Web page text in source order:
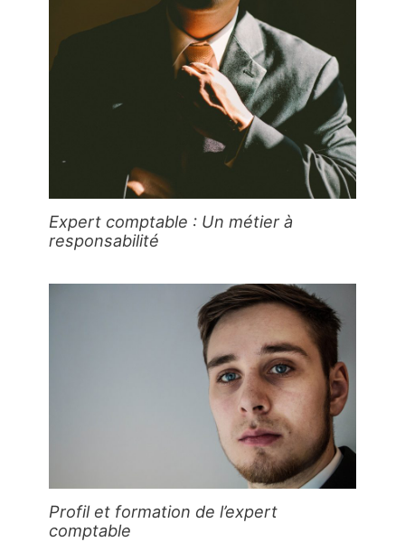
Expert comptable : Un métier à
responsabilité
Profil et formation de l’expert
comptable